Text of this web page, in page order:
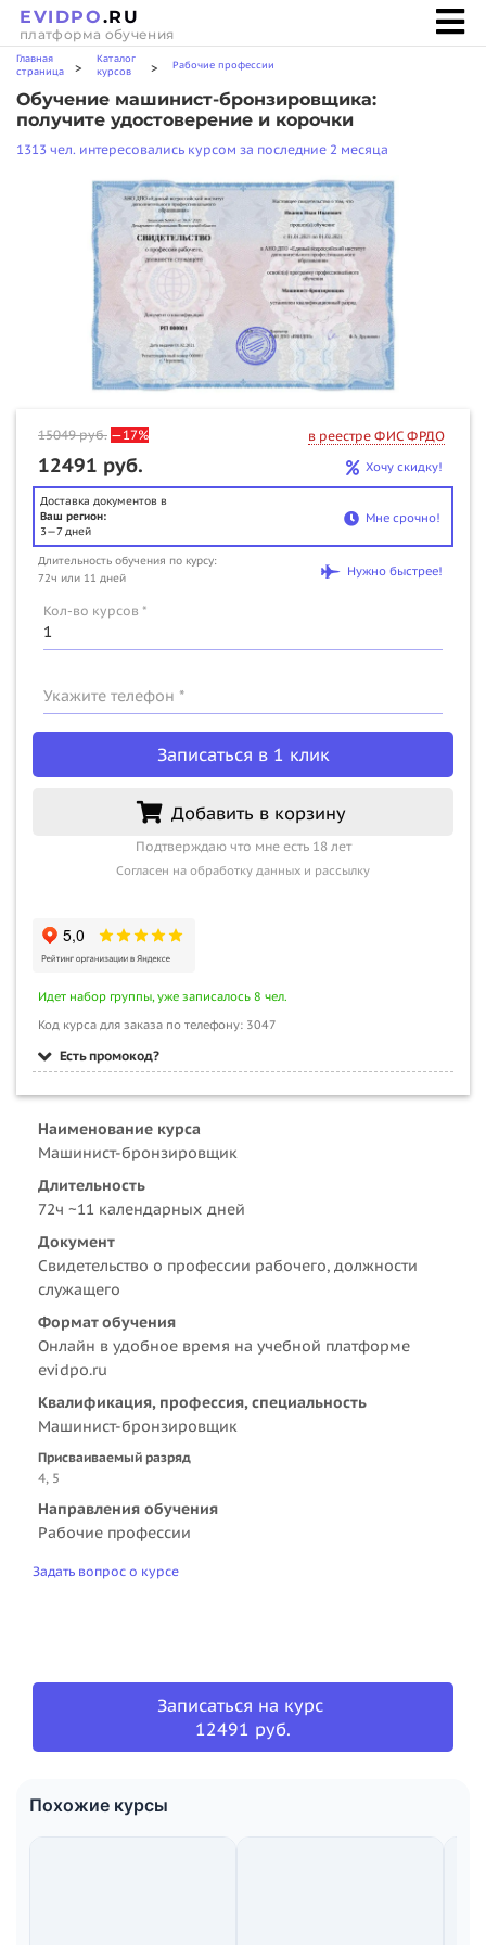
EVIDPO.RU
платформа обучения
Главная
страница
>
Каталог
курсов
> Рабочие профессии
Обучение машинист-бронзировщика:
получите удостоверение и корочки
1313 чел. интересовались курсом за последние 2 месяца
15049руб. —17% в реестре ФИС ФРДО
12491 руб. Хочу скидку!
Доставка документов в
Ваш регион:
3—7 дней
Мне срочно!
Длительность обучения по курсу:
72ч или 11 дней
Нужно быстрее!
Кол-во курсов *
Укажите телефон *
Записаться в 1 клик
Добавить в корзину
Подтверждаю что мне есть 18 лет
Согласен на обработку данных и рассылку
Идет набор группы, уже записалось 8 чел.
Код курса для заказа по телефону: 3047
Есть промокод?
Наименование курса
Машинист-бронзировщик
Длительность
72ч ~11 календарных дней
Документ
Свидетельство о профессии рабочего, должности
служащего
Формат обучения
Онлайн в удобное время на учебной платформе
evidpo.ru
Квалификация, профессия, специальность
Машинист-бронзировщик
Присваиваемый разряд
4, 5
Направления обучения
Рабочие профессии
Задать вопрос о курсе
Записаться на курс
12491 руб.
Похожие курсы